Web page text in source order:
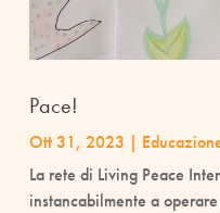
Pace!
Ott 31, 2023 |
La rete di Living Peace
instancabilmente a